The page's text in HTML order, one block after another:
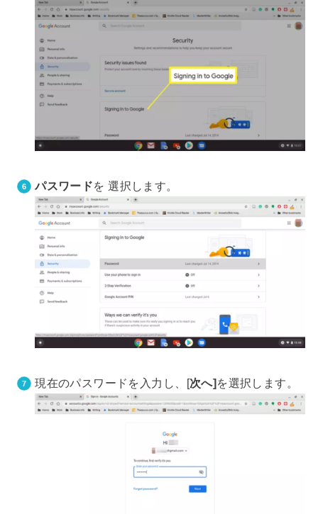
パスワードを 選択します。
現在のパスワードを入力し、[次へ] を選択します。